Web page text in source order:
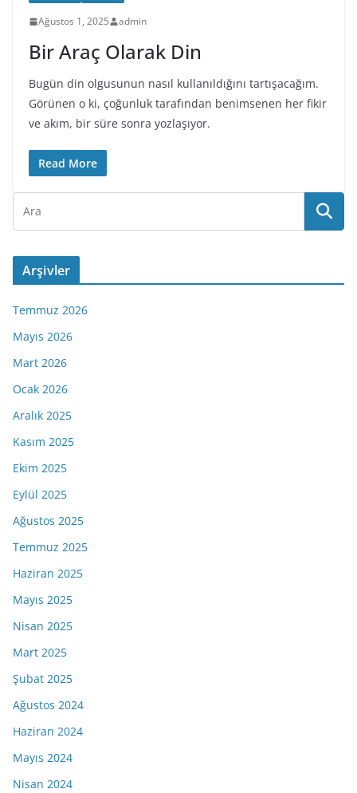
Ağustos 1, 2025 admin
Bir Araç Olarak Din
Bugün din olgusunun nasıl kullanıldığını tartışacağım.
Görünen o ki, çoğunluk tarafından benimsenen her fikir
ve akım, bir süre sonra yozlaşıyor.
Read More
Arşivler
Temmuz 2026
Mayıs 2026
Mart 2026
Ocak 2026
Aralık 2025
Kasım 2025
Ekim 2025
Eylül 2025
Ağustos 2025
Temmuz 2025
Haziran 2025
Mayıs 2025
Nisan 2025
Mart 2025
Şubat 2025
Ağustos 2024
Haziran 2024
Mayıs 2024
Nisan 2024